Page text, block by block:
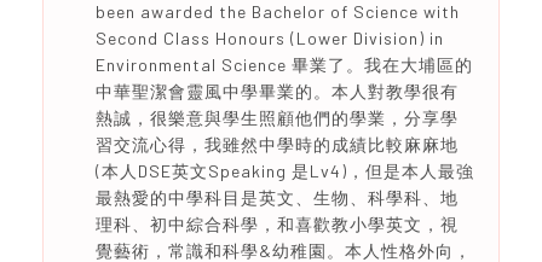
been awarded the Bachelor of Science with
Second Class Honours (Lower Division) in
Environmental Science 畢業了。我在大埔區的
中華聖潔會靈風中學畢業的。本人對教學很有
熱誠，很樂意與學生照顧他們的學業，分享學
習交流心得，我雖然中學時的成績比較麻麻地
(本人DSE英文Speaking 是Lv4)，但是本人最強
最熱愛的中學科目是英文、生物、科學科、地
理科、初中綜合科學，和喜歡教小學英文，視
覺藝術，常識和科學&幼稚園。本人性格外向，